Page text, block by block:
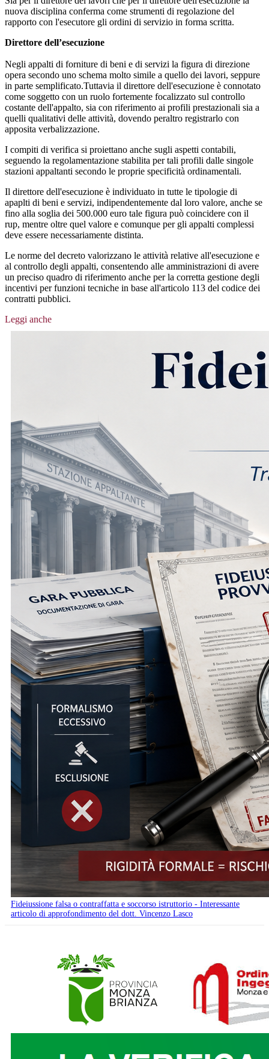
nuova disciplina conferma come strumenti di regolazione del
rapporto con l'esecutore gli ordini di servizio in forma scritta.
Direttore dell’esecuzione
Negli appalti di forniture di beni e di servizi la figura di direzione
opera secondo uno schema molto simile a quello dei lavori, seppure
in parte semplificato.Tuttavia il direttore dell'esecuzione è connotato
come soggetto con un ruolo fortemente focalizzato sul controllo
costante dell'appalto, sia con riferimento ai profili prestazionali sia a
quelli qualitativi delle attività, dovendo peraltro registrarlo con
apposita verbalizzazione.
I compiti di verifica si proiettano anche sugli aspetti contabili,
seguendo la regolamentazione stabilita per tali profili dalle singole
stazioni appaltanti secondo le proprie specificità ordinamentali.
Il direttore dell'esecuzione è individuato in tutte le tipologie di
apaplti di beni e servizi, indipendentemente dal loro valore, anche se
fino alla soglia dei 500.000 euro tale figura può coincidere con il
rup, mentre oltre quel valore e comunque per gli appalti complessi
deve essere necessariamente distinta.
Le norme del decreto valorizzano le attività relative all'esecuzione e
al controllo degli appalti, consentendo alle amministrazioni di avere
un preciso quadro di riferimento anche per la corretta gestione degli
incentivi per funzioni tecniche in base all'articolo 113 del codice dei
contratti pubblici.
Leggi anche
Fideiussione falsa o contraffatta e soccorso istruttorio - Interessante
articolo di approfondimento del dott. Vincenzo Lasco